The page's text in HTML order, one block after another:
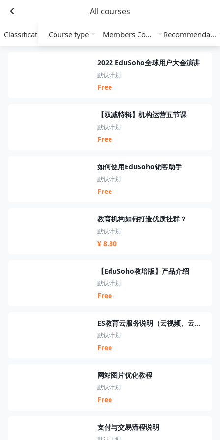
All courses
Classification Course type Members Course Recommendation
2022 EduSoho全球用户大会演讲
默认计划
Free
【双减特辑】机构运营五节课
默认计划
Free
如何使用EduSoho销客助手
默认计划
Free
教育机构如何打造优质社群？
默认计划
¥ 8.80
【EduSoho教培版】产品介绍
默认计划
Free
ES教育云服务说明（云视频、云短信、云资源、云搜索、云直播）
默认计划
Free
网站图片优化教程
默认计划
Free
支付与交易流程说明